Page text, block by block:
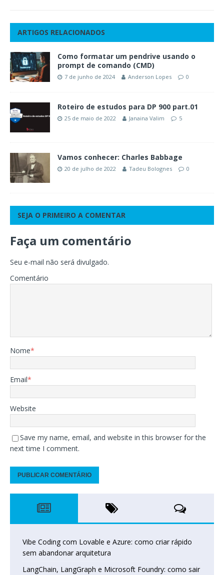
ARTIGOS RELACIONADOS
Como formatar um pendrive usando o
prompt de comando (CMD)
7 de junho de 2024 Anderson Lopes 0
Roteiro de estudos para DP 900 part.01
25 de maio de 2022 Janaina Valim 5
Vamos conhecer: Charles Babbage
20 de julho de 2022 Tadeu Bolognes 0
SEJA O PRIMEIRO A COMENTAR
Faça um comentário
Seu e-mail não será divulgado.
Comentário
Nome*
Email*
Website
Save my name, email, and website in this browser for the
next time I comment.
Vibe Coding com Lovable e Azure: como criar rápido
sem abandonar arquitetura
LangChain, LangGraph e Microsoft Foundry: como sair